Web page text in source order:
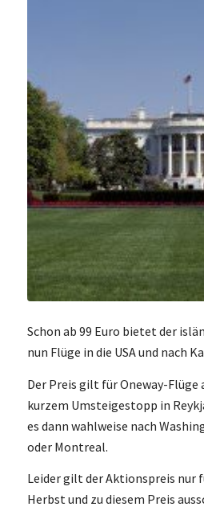
Schon ab 99 Euro bietet der
nun Flüge in die USA und nach
Der Preis gilt für Oneway-
kurzem Umsteigestopp in
es dann wahlweise nach
oder Montreal.
Leider gilt der Aktionspreis nur
Herbst und zu diesem Preis